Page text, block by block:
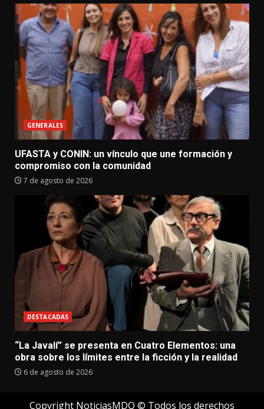
GENERALES
UFASTA y CONIN: un vínculo que une formación y
compromiso con la comunidad
7 de agosto de 2026
DESTACADAS
“La Javalí” se presenta en Cuatro Elementos: una
obra sobre los límites entre la ficción y la realidad
6 de agosto de 2026
Copyright NoticiasMDQ © Todos los derechos